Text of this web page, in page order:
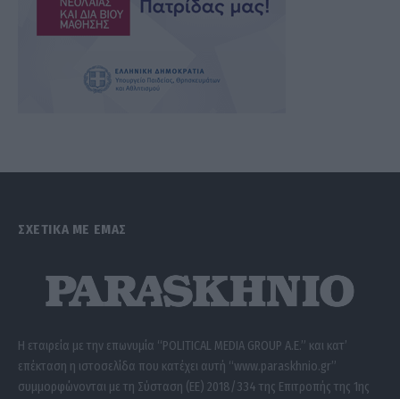
ΣΧΕΤΙΚΑ ΜΕ ΕΜΑΣ
Η εταιρεία με την επωνυμία “POLITICAL MEDIA GROUP A.E.” και κατ’
επέκταση η ιστοσελίδα που κατέχει αυτή “www.paraskhnio.gr”
συμμορφώνονται με τη Σύσταση (ΕΕ) 2018/334 της Επιτροπής της 1ης